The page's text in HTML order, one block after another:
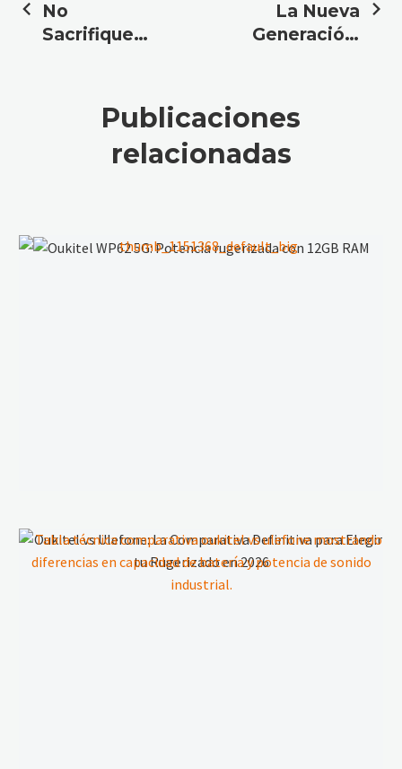
No
Sacrifiques
Resistencia:
Tenlo Todo
La Nueva
Generación:
de 2025
Publicaciones
relacionadas